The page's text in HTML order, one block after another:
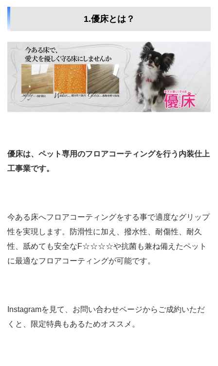
1.優床とは？
優床は、ペット専用のフロアコーティングを行う内装仕上
工事業です。
今ある床へフロアコーティングをする事で適度なグリップ
性を実現します。防滑性に加え、撥水性、耐傷性、耐久
性、舐めても安全なF☆☆☆☆や抗菌も兼ね備えたペット
に最適なフロアコーティングが可能です。
Instagramを見て、お問い合わせページからご成約いただ
くと、限定特典もあるためオススメ。